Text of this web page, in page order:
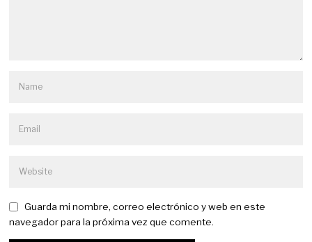
Guarda mi nombre, correo electrónico y web en este
navegador para la próxima vez que comente.